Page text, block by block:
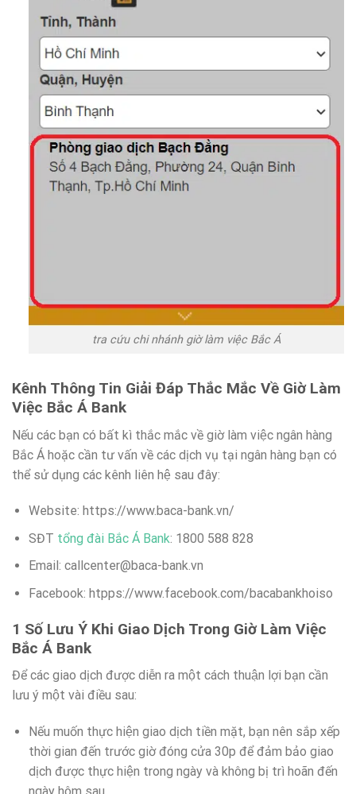
tra cứu chi nhánh giờ làm việc Bắc Á
Kênh Thông Tin Giải Đáp Thắc Mắc Về Giờ Làm
Việc Bắc Á Bank
Nếu các bạn có bất kì thắc mắc về giờ làm việc ngân hàng
Bắc Á hoặc cần tư vấn về các dịch vụ tại ngân hàng bạn có
thể sử dụng các kênh liên hệ sau đây:
Website: https://www.baca-bank.vn/
SĐT tổng đài Bắc Á Bank: 1800 588 828
Email: callcenter@baca-bank.vn
Facebook: htpps://www.facebook.com/bacabankhoiso
1 Số Lưu Ý Khi Giao Dịch Trong Giờ Làm Việc
Bắc Á Bank
Để các giao dịch được diễn ra một cách thuận lợi bạn cần
lưu ý một vài điều sau:
Nếu muốn thực hiện giao dịch tiền mặt, bạn nên sắp xếp
thời gian đến trước giờ đóng cửa 30p để đảm bảo giao
dịch được thực hiện trong ngày và không bị trì hoãn đến